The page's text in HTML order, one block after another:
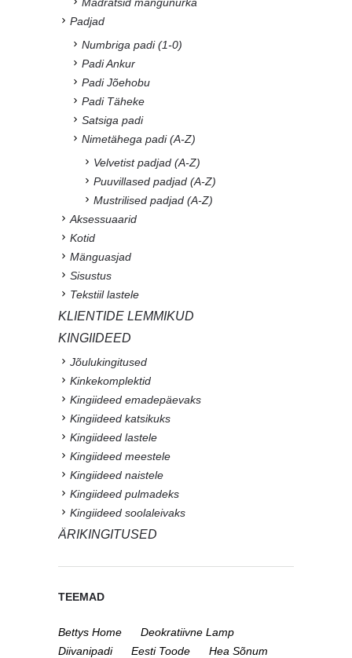
Padjad
Numbriga padi (1-0)
Padi Ankur
Padi Jõehobu
Padi Täheke
Satsiga padi
Nimetähega padi (A-Z)
Velvetist padjad (A-Z)
Puuvillased padjad (A-Z)
Mustrilised padjad (A-Z)
Aksessuaarid
Kotid
Mänguasjad
Sisustus
Tekstiil lastele
KLIENTIDE LEMMIKUD
KINGIIDEED
Jõulukingitused
Kinkekomplektid
Kingiideed emadepäevaks
Kingiideed katsikuks
Kingiideed lastele
Kingiideed meestele
Kingiideed naistele
Kingiideed pulmadeks
Kingiideed soolaleivaks
ÄRIKINGITUSED
TEEMAD
Bettys Home
Deokratiivne Lamp
Diivanipadi
Eesti Toode
Hea Sõnum